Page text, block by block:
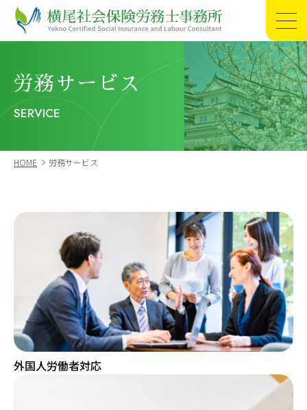
長崎・島原の労務相談なら横尾社会保険労務士
HOME
初めての方へ
初めての方へ 一覧
外国人を雇用したい方へ
初めて社労士と契約する方へ
給与計算を外部へ委託したい方へ
就業規則を見直したい
従業員とのトラブル(労使紛争)に困っている方へ
法令遵守できているか知りたい
本業に集中するために手続き業務を外注したい方へ
優秀な従業員を採用・育成・定着できる環境にしたい
医療事業者様向け
すでに社労士に依頼されている方へ
事務所概要
事務所概要 一覧
当事務所が選ばれる理由
他士業の方へ
横尾社会保険労務士事務所について
代表挨拶
ご相談の流れ
サービス紹介
サービス紹介 一覧
外国人労働者対応
就業規則作成／改訂
手続き顧問
労務相談顧問-アドバイザリー顧問-
給与計算代行／アウトソーシング
料金プラン
ご相談の流れ
労務サービス
SERVICE
HOME 労務サービス
外国人労働者対応